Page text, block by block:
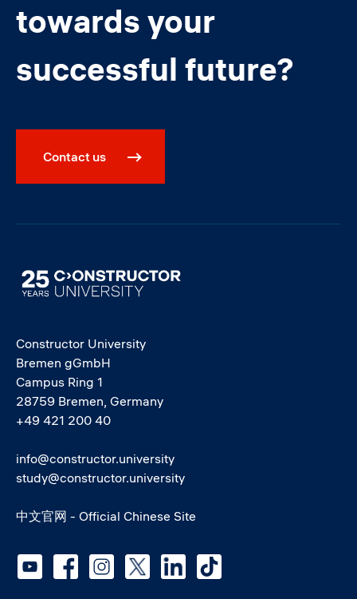
towards your
successful future?
Contact us
Image
Constructor University
Bremen gGmbH
Campus Ring 1
28759 Bremen, Germany
+49 421 200 40
info@constructor.university
study@constructor.university
中文官网 - Official Chinese Site
Social media